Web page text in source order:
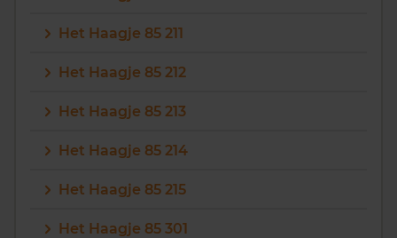
Het Haagje 85 211
Het Haagje 85 212
Het Haagje 85 213
Het Haagje 85 214
Het Haagje 85 215
Het Haagje 85 301